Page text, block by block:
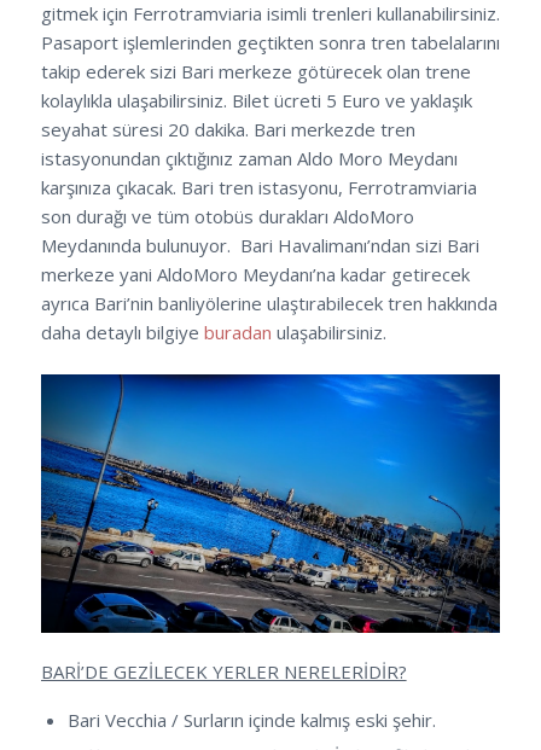
gitmek için Ferrotramviaria isimli trenleri kullanabilirsiniz.
Pasaport işlemlerinden geçtikten sonra tren tabelalarını
takip ederek sizi Bari merkeze götürecek olan trene
kolaylıkla ulaşabilirsiniz. Bilet ücreti 5 Euro ve yaklaşık
seyahat süresi 20 dakika. Bari merkezde tren
istasyonundan çıktığınız zaman Aldo Moro Meydanı
karşınıza çıkacak. Bari tren istasyonu, Ferrotramviaria
son durağı ve tüm otobüs durakları AldoMoro
Meydanında bulunuyor. Bari Havalimanı’ndan sizi Bari
merkeze yani AldoMoro Meydanı’na kadar getirecek
ayrıca Bari’nin banliyölerine ulaştırabilecek tren hakkında
daha detaylı bilgiye buradan ulaşabilirsiniz.
BARİ’DE GEZİLECEK YERLER NERELERİDİR?
Bari Vecchia / Surların içinde kalmış eski şehir.